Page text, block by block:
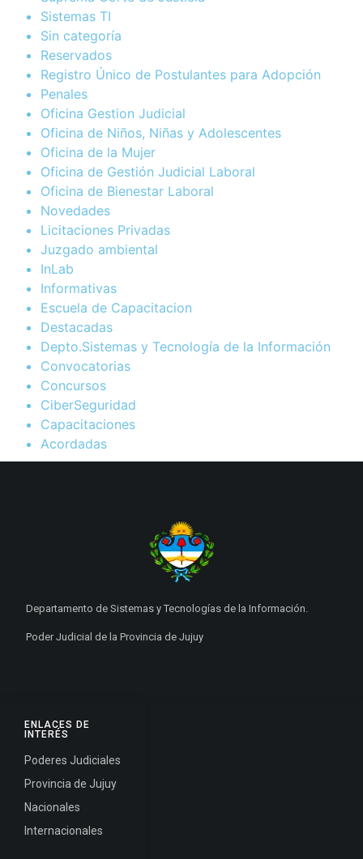
Sistemas TI
Sin categoría
Reservados
Registro Único de Postulantes para Adopción
Penales
Oficina Gestion Judicial
Oficina de Niños, Niñas y Adolescentes
Oficina de la Mujer
Oficina de Gestión Judicial Laboral
Oficina de Bienestar Laboral
Novedades
Licitaciones Privadas
Juzgado ambiental
InLab
Informativas
Escuela de Capacitacion
Destacadas
Depto.Sistemas y Tecnología de la Información
Convocatorias
Concursos
CiberSeguridad
Capacitaciones
Acordadas
ENLACES DE
INTERÉS
Poderes Judiciales
Provincia de Jujuy
Nacionales
Internacionales
Departamento de Sistemas y Tecnologías de la Información.
Poder Judicial de la Provincia de Jujuy